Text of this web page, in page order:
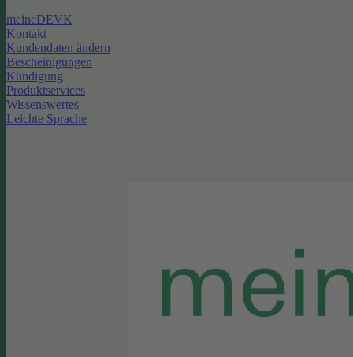
meineDEVK
Kontakt
Kundendaten ändern
Bescheinigungen
Kündigung
Produktservices
Wissenswertes
Leichte Sprache